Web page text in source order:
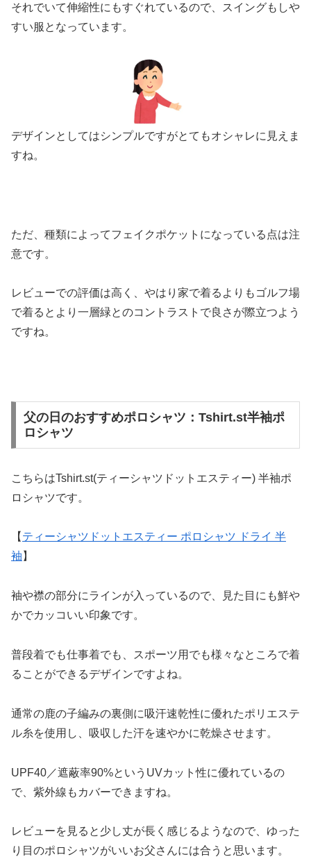
それでいて伸縮性にもすぐれているので、スイングもしや
すい服となっています。
デザインとしてはシンプルですがとてもオシャレに見えま
すね。
ただ、種類によってフェイクポケットになっている点は注
意です。
レビューでの評価は高く、やはり家で着るよりもゴルフ場
で着るとより一層緑とのコントラストで良さが際立つよう
ですね。
父の日のおすすめポロシャツ：Tshirt.st半袖ポ
ロシャツ
こちらはTshirt.st(ティーシャツドットエスティー) 半袖ポ
ロシャツです。
【 ティーシャツドットエスティー ポロシャツ ドライ 半
袖 】
袖や襟の部分にラインが入っているので、見た目にも鮮や
かでカッコいい印象です。
普段着でも仕事着でも、スポーツ用でも様々なところで着
ることができるデザインですよね。
通常の鹿の子編みの裏側に吸汗速乾性に優れたポリエステ
ル糸を使用し、吸収した汗を速やかに乾燥させます。
UPF40／遮蔽率90%というUVカット性に優れているの
で、紫外線もカバーできますね。
レビューを見ると少し丈が長く感じるようなので、ゆった
り目のポロシャツがいいお父さんには合うと思います。